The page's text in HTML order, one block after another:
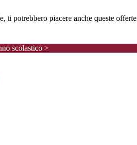
ti potrebbero piacere anche queste offerte
scolastico >